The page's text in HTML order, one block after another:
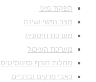
תפקוד מיני
מצב נפשי ושינה
מערכת חיסונית
מערכת העיכול
מחלות חורף וסינוסיטיס
כאבי פרקים וברכיים